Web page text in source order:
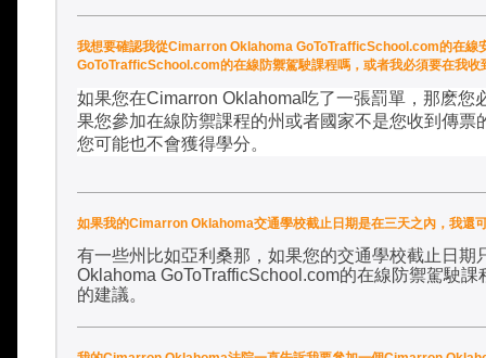
我想要確認我從Cimarron Oklahoma GoToTrafficSchool.com的在線
GoToTrafficSchool.com的在線防禦駕駛課程嗎，或者我必須要在我收
如果您在Cimarron Oklahoma吃了一張罰單，那麽您
果您參加在線防禦課程的州或者國家不是您收到傳票
您可能也不會獲得學分。
如果我的Cimarron Oklahoma交通學校截止日期是在三天之內，我
有一些州比如亞利桑那，如果您的交通學校截止日期
Oklahoma GoToTrafficSchool.com的在線防禦駕駛課
的建議。